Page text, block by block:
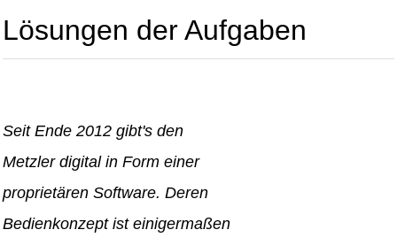
Lösungen der Aufgaben
Seit Ende 2012 gibt's den
Metzler digital in Form einer
proprietären Software. Deren
Bedienkonzept ist einigermaßen